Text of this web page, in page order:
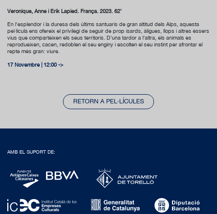
Véronique, Anne i Erik Lapied. França. 2023. 62’
En l'esplendor i la duresa dels últims santuaris de gran altitud dels Alps, aquesta
pel·lícula ens ofereix el privilegi de seguir de prop isards, àligues, llops i altres éssers
vius que comparteixen els seus territoris. D'una tardor a l'altra, els animals es
reprodueixen, cacen, redoblen el seu enginy i escolten el seu instint per afrontar el
repte més gran: viure.
17 Novembre | 12:00 ->
RETORN A PEL·LÍCULES
AMB EL SUPORT DE: